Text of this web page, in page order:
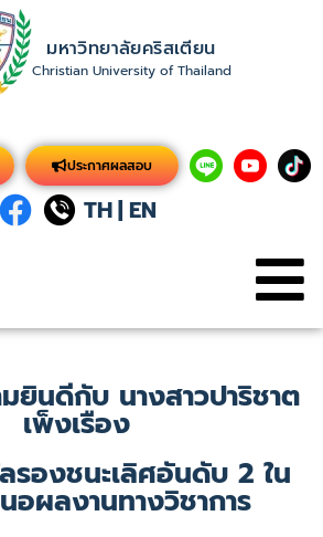
มหาวิทยาลัยคริสเตียน
Christian University of Thailand
ประกาศผลสอบ
TH| EN
ยินดีกับ นางสาวปาริชาต
เพ็งเรือง
รองชนะเลิศอันดับ 2 ใน
อผลงานทางวิชาการ